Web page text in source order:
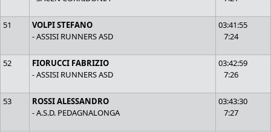
51
VOLPI STEFANO
- ASSISI RUNNERS ASD
03:41:55
7:24
52
FIORUCCI FABRIZIO
- ASSISI RUNNERS ASD
03:42:59
7:26
53
ROSSI ALESSANDRO
- A.S.D. PEDAGNALONGA
03:43:30
7:27